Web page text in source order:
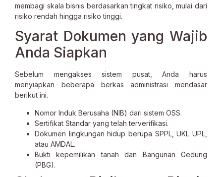
membagi skala bisnis berdasarkan tingkat risiko, mulai dari
risiko rendah hingga risiko tinggi.
Syarat Dokumen yang Wajib
Anda Siapkan
Sebelum mengakses sistem pusat, Anda harus
menyiapkan beberapa berkas administrasi mendasar
berikut ini.
Nomor Induk Berusaha (NIB) dari sistem OSS.
Sertifikat Standar yang telah terverifikasi.
Dokumen lingkungan hidup berupa SPPL, UKL UPL,
atau AMDAL.
Bukti kepemilikan tanah dan Bangunan Gedung
(PBG).